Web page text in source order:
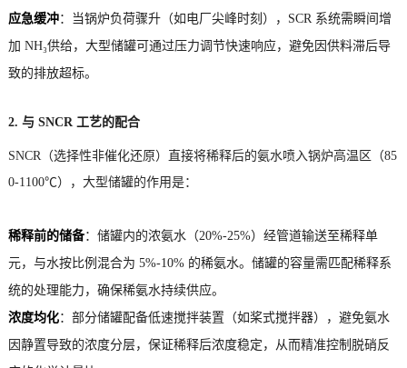
应急缓冲：当锅炉负荷骤升（如电厂尖峰时刻），SCR 系统需瞬间增
加 NH₃供给，大型储罐可通过压力调节快速响应，避免因供料滞后导
致的排放超标。
2. 与 SNCR 工艺的配合
SNCR（选择性非催化还原）直接将稀释后的氨水喷入锅炉高温区（85
0-1100℃），大型储罐的作用是：
稀释前的储备：储罐内的浓氨水（20%-25%）经管道输送至稀释单
元，与水按比例混合为 5%-10% 的稀氨水。储罐的容量需匹配稀释系
统的处理能力，确保稀氨水持续供应。
浓度均化：部分储罐配备低速搅拌装置（如桨式搅拌器），避免氨水
因静置导致的浓度分层，保证稀释后浓度稳定，从而精准控制脱硝反